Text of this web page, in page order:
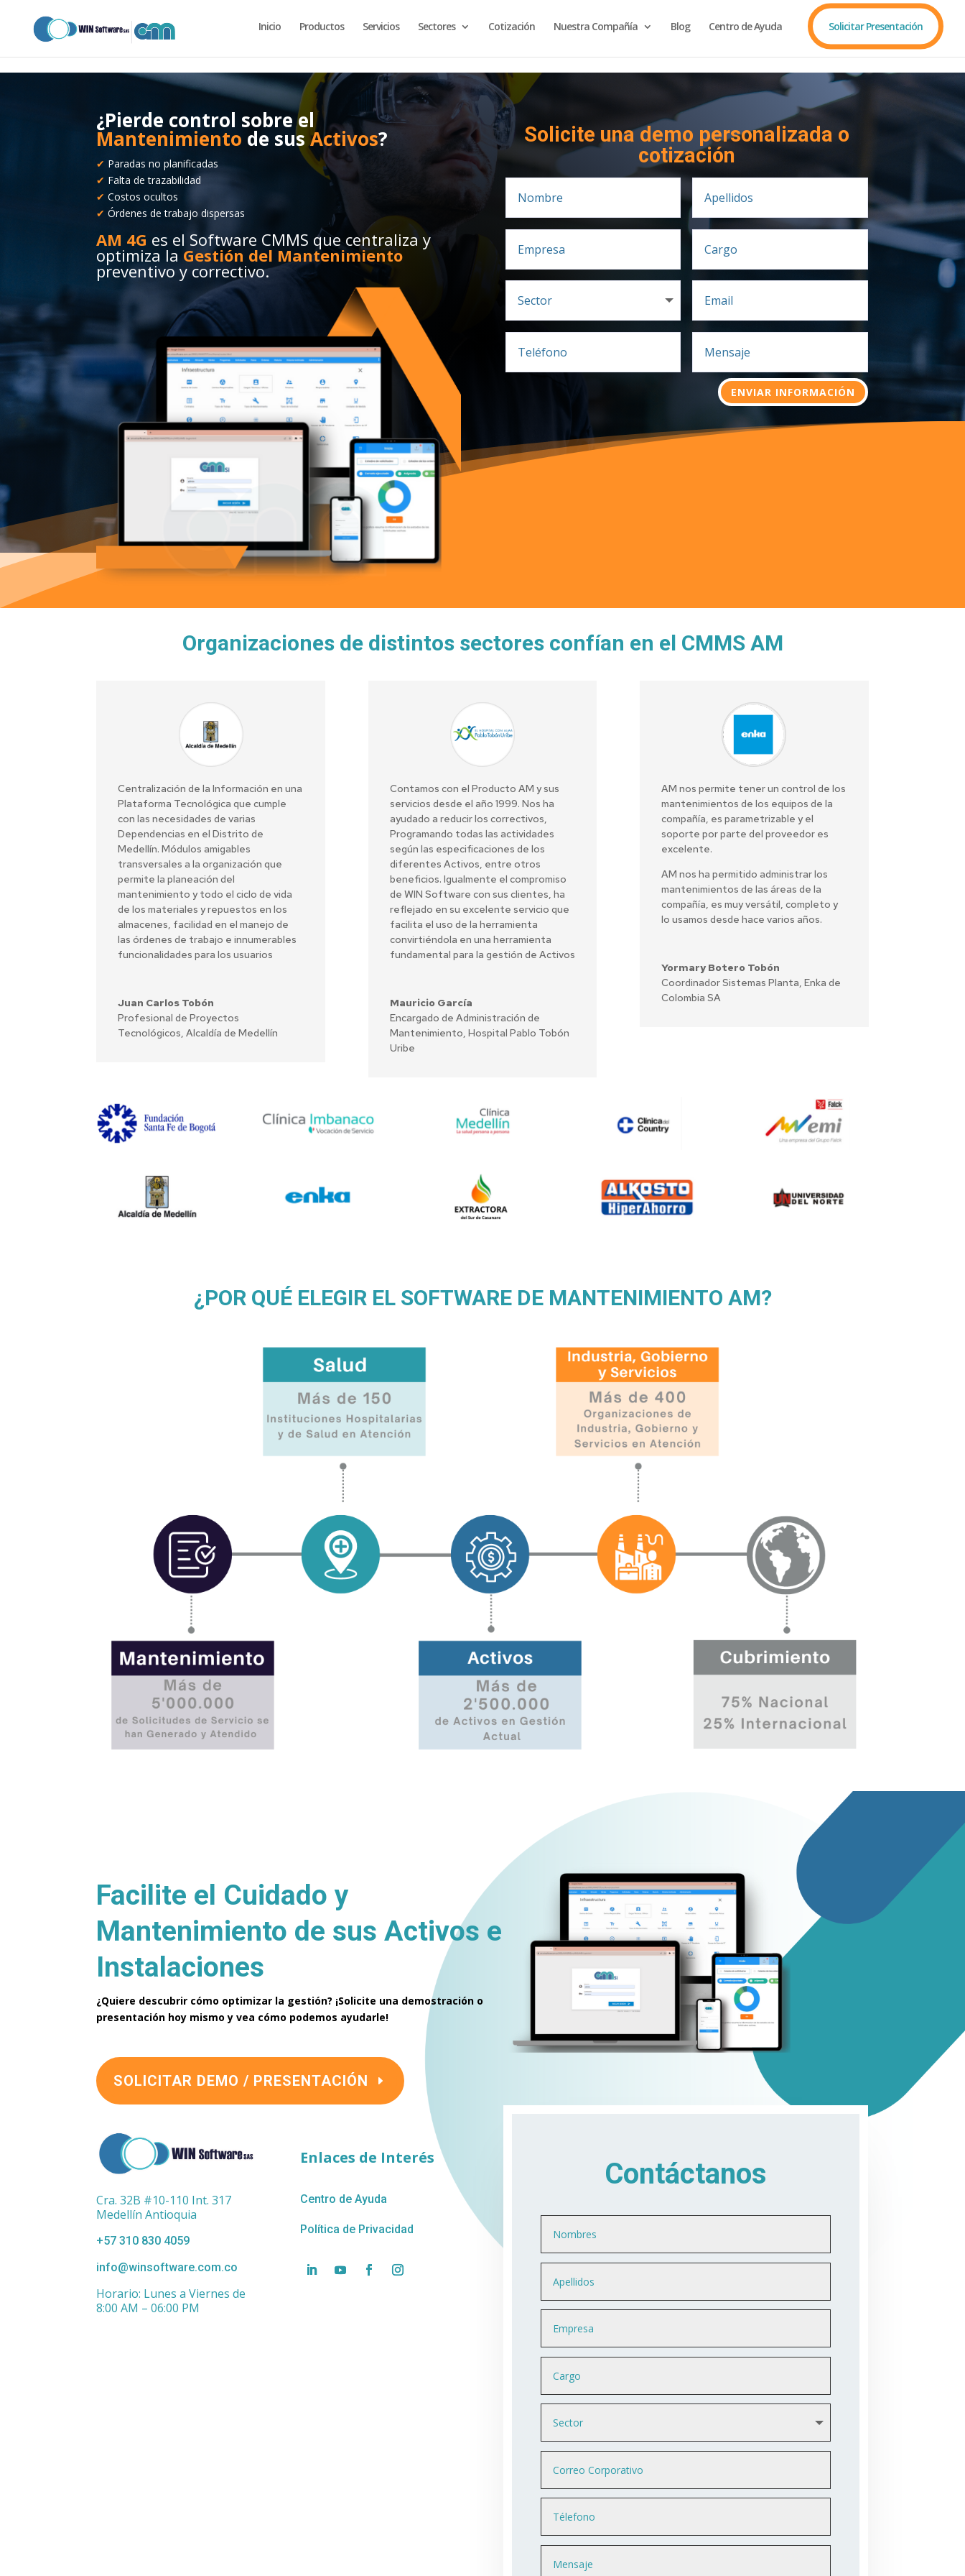
Inicio
Productos Servicios Sectores Cotización Nuestra Compañía Blog Centro de Ayuda Solicitar Presentación
¿Pierde control sobre el
Mantenimiento de susActivos?
✔ Paradas no planificadas
✔ Falta de trazabilidad
✔Costos ocultos
✔ Órdenes de trabajo dispersas
AM 4G es el Software CMMS que centraliza y
optimiza la Gestión del Mantenimiento
preventivo y correctivo.
Solicite una demo personalizada o
cotización
ENVIAR INFORMACIÓN
Organizaciones de distintos sectores confían en el CMMS AM
Centralización de la Información en una
Plataforma Tecnológica que cumple
con las necesidades de varias
Dependencias en el Distrito de
Medellín. Módulos amigables
transversales a la organización que
permite la planeación del
mantenimiento y todo el ciclo de vida
de los materiales y repuestos en los
almacenes, facilidad en el manejo de
las órdenes de trabajo e innumerables
funcionalidades para los usuarios
Juan Carlos Tobón
Profesional de Proyectos
Tecnológicos, Alcaldía de Medellín
Contamos con el Producto AM y sus
servicios desde el año 1999. Nos ha
ayudado a reducir los correctivos,
Programando todas las actividades
según las especificaciones de los
diferentes Activos, entre otros
beneficios. Igualmente el compromiso
de WIN Software con sus clientes, ha
reflejado en su excelente servicio que
facilita el uso de la herramienta
convirtiéndola en una herramienta
fundamental para la gestión de Activos
Mauricio García
Encargado de Administración de
Mantenimiento, Hospital Pablo Tobón
Uribe
AM nos permite tener un control de los
mantenimientos de los equipos de la
compañía, es parametrizable y el
soporte por parte del proveedor es
excelente.
AM nos ha permitido administrar los
mantenimientos de las áreas de la
compañía, es muy versátil, completo y
lo usamos desde hace varios años.
Yormary Botero Tobón
Coordinador Sistemas Planta, Enka de
Colombia SA
¿POR QUÉ ELEGIR EL SOFTWARE DE MANTENIMIENTO AM?
Facilite el Cuidado y
Mantenimiento de susActivos e
Instalaciones
¿Quiere descubrir cómo optimizar la gestión? ¡Solicite una demostración o
presentación hoy mismo y vea cómo podemos ayudarle!
SOLICITAR DEMO / PRESENTACIÓN
Cra. 32B #10-110 Int. 317
Medellín Antioquia
+57 310 830 4059
info@winsoftware.com.co
Horario: Lunes a Viernes de
8:00 AM – 06:00 PM
Enlaces de Interés
Centro de Ayuda
Política de Privacidad
Contáctanos